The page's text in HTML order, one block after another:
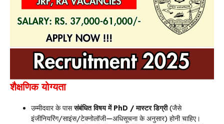
शैक्षणिक योग्यता
उम्मीदवार के पाससंबंधित विषय में PhD / मास्टर डिग्री(जैसे
इंजीनियरिंग/साइंस/टेक्नोलॉजी—अधिसूचना के अनुसार) होनी चाहिए।